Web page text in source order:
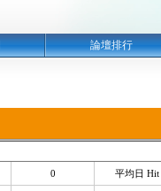
論壇排行
0 平均日 Hit